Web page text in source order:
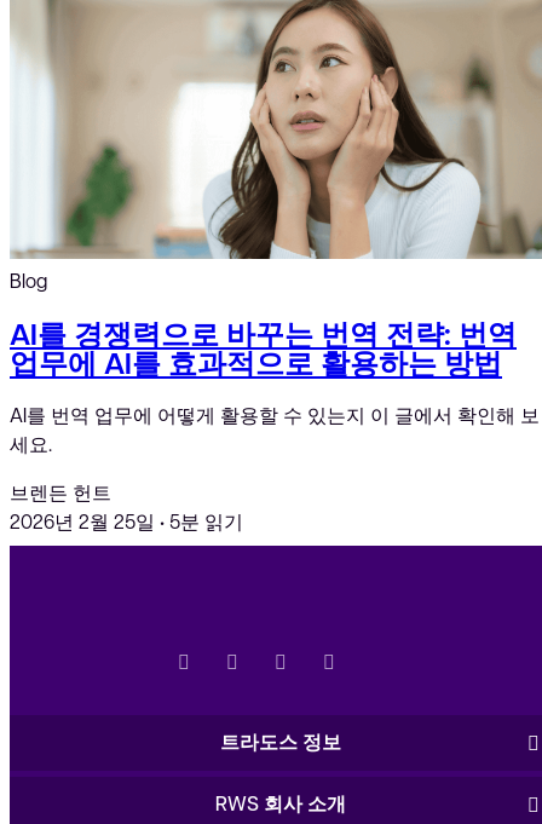
Blog
AI를 경쟁력으로 바꾸는 번역 전략: 번역
업무에 AI를 효과적으로 활용하는 방법
AI를 번역 업무에 어떻게 활용할 수 있는지 이 글에서 확인해 보
세요.
브렌든 헌트
2026년 2월 25일 •5분 읽기
트라도스 정보
RWS 회사 소개